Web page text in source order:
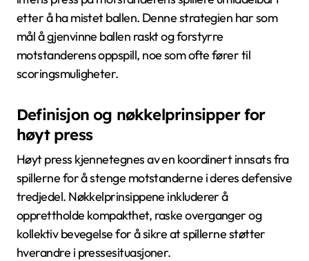
etter å ha mistet ballen. Denne strategien har som
mål å gjenvinne ballen raskt og forstyrre
motstanderens oppspill, noe som ofte fører til
scoringsmuligheter.
Definisjon og nøkkelprinsipper for
høyt press
Høyt press kjennetegnes av en koordinert innsats fra
spillerne for å stenge motstanderne i deres defensive
tredjedel. Nøkkelprinsippene inkluderer å
opprettholde kompakthet, raske overganger og
kollektiv bevegelse for å sikre at spillerne støtter
hverandre i pressesituasjoner.